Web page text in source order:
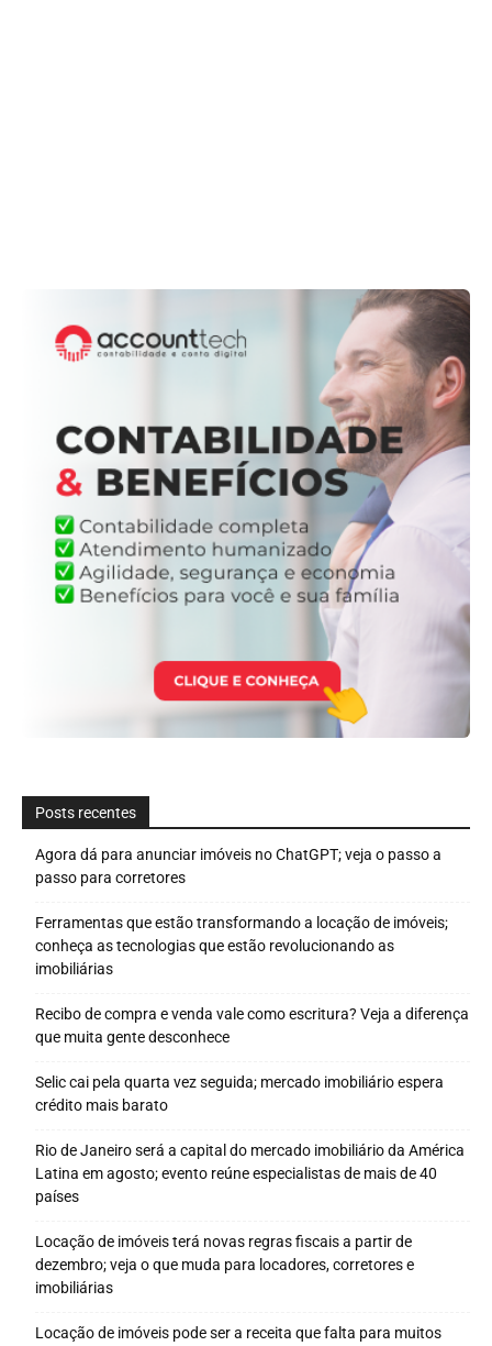
Posts recentes
Agora dá para anunciar imóveis no ChatGPT; veja o passo a
passo para corretores
Ferramentas que estão transformando a locação de imóveis;
conheça as tecnologias que estão revolucionando as
imobiliárias
Recibo de compra e venda vale como escritura? Veja a diferença
que muita gente desconhece
Selic cai pela quarta vez seguida; mercado imobiliário espera
crédito mais barato
Rio de Janeiro será a capital do mercado imobiliário da América
Latina em agosto; evento reúne especialistas de mais de 40
países
Locação de imóveis terá novas regras fiscais a partir de
dezembro; veja o que muda para locadores, corretores e
imobiliárias
Locação de imóveis pode ser a receita que falta para muitos